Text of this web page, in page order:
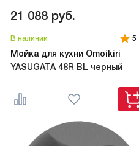
В наличии 5
Мойка для кухни Omoikiri
YASUGATA 48R BL черный
21 088 руб.